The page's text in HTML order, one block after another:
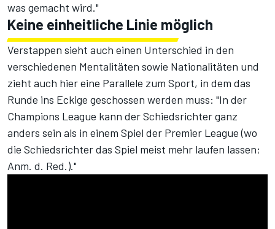
was gemacht wird."
Keine einheitliche Linie möglich
Verstappen sieht auch einen Unterschied in den
verschiedenen Mentalitäten sowie Nationalitäten und
zieht auch hier eine Parallele zum Sport, in dem das
Runde ins Eckige geschossen werden muss: "In der
Champions League kann der Schiedsrichter ganz
anders sein als in einem Spiel der Premier League (wo
die Schiedsrichter das Spiel meist mehr laufen lassen;
Anm. d. Red.)."